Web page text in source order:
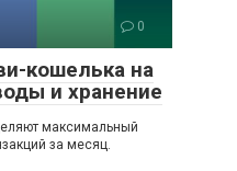
0
кошелька на
и хранение
максимальный
за месяц.